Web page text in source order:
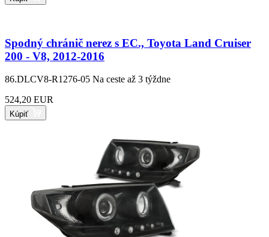
Spodný chránič nerez s EC., Toyota Land Cruiser
200 - V8, 2012-2016
86.DLCV8-R1276-05 Na ceste až 3 týždne
524,20 EUR
Kúpiť